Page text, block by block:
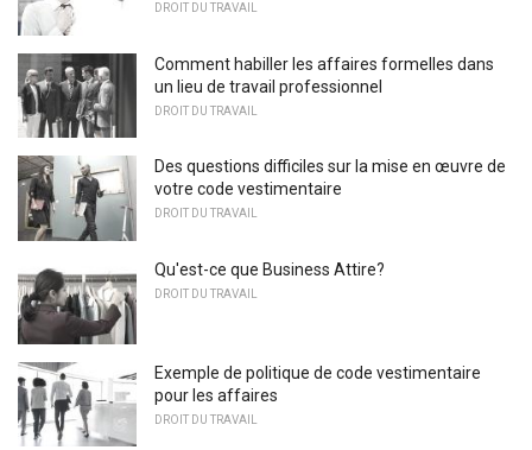
DROIT DU TRAVAIL
Comment habiller les affaires formelles dans
un lieu de travail professionnel
DROIT DU TRAVAIL
Des questions difficiles sur la mise en œuvre de
votre code vestimentaire
DROIT DU TRAVAIL
Qu'est-ce que Business Attire?
DROIT DU TRAVAIL
Exemple de politique de code vestimentaire
pour les affaires
DROIT DU TRAVAIL